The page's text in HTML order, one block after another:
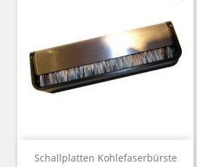
Schallplatten Kohlefaserbürste